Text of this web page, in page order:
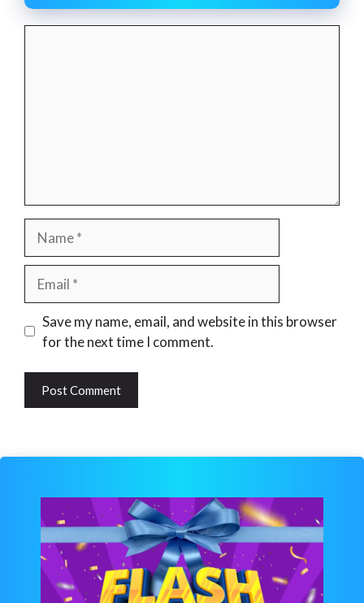
Website
Save my name, email, and website in this browser
for the next time I comment.